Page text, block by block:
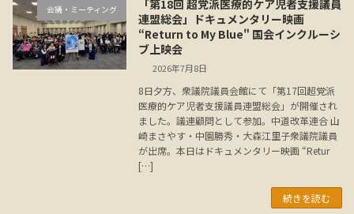
会議・ミーティング
「第18回 超党派医療的ケア児者支援議員
連盟総会」ドキュメンタリー映画
“Return to My Blue" 国会インクルーシ
ブ上映会
2026年7月8日
8日夕方、衆議院議員会館にて「第17回超党派
医療的ケア児者支援議員連盟総会」が開催され
ました。議連顧問として参加。中道改革連合 山
崎まさやす・中園勝秀・大森江里子衆議院議員
が出席。本日はドキュメンタリー映画 “Retur
[…]
続きを読む